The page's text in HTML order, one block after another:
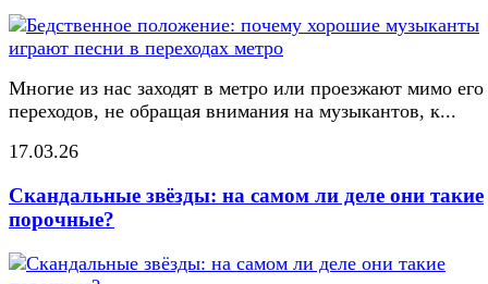
Многие из нас заходят в метро или проезжают мимо его
переходов, не обращая внимания на музыкантов, к...
17.03.26
Скандальные звёзды: на самом ли деле они такие
порочные?